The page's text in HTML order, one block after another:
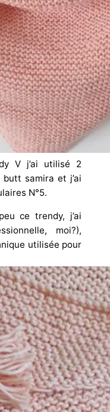
V j’ai utilisé 2
samira et j’ai
N°5.
ce trendy, j’ai
moi?),
utilisée pour